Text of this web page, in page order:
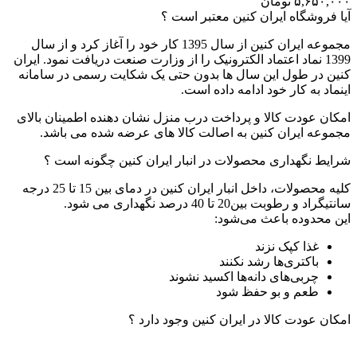
آیا فروشگاه ایران کنین معتبر است ؟
مجموعه ایران کنین از سال 1395 کار خود را آغاز کرد و از سال
1399 نماد اعتماد الکترونیک را از وزارت صنعت دریافت نمود. ایران
کنین در طول این سال ها بدون حتی یک شکایت رسمی در سامانه
اینماد به کار خود ادامه داده است.
امکان عودت کالا و پرداخت درب منزل نشان دهنده اطمینان بالای
مجموعه ایران کنین به اصالت کالا های عرضه شده می باشد.
شرایط نگهداری محصولات در انبار ایران کنین چگونه است ؟
کلیه محصولات، داخل انبار ایران کنین در دمای بین 15 تا 25 درجه
سانتیگراد و رطوبت بین20 تا 40 درصد نگهداری می شود.
این محدوده باعث می‌شود:
غذا کپک نزند
باکتری‌ها رشد نکنند
چربی‌های دانه‌ها اکسید نشوند
طعم و بو حفظ شود
امکان عودت کالا در ایران کنین وجود دارد ؟